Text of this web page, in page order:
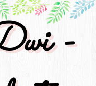
-